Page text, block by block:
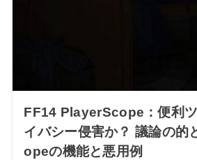
FF14 PlayerScope：便利
イバシー侵害か？ 議論の的
opeの機能と悪用例